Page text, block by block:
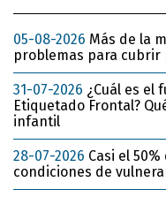
05-08-2026 Más de la
problemas para
31-07-2026 ¿Cuál es el
Etiquetado Frontal?
infantil
28-07-2026 Casi el
condiciones de